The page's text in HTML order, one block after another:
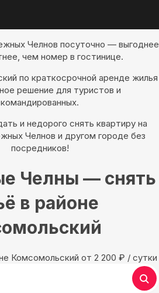
Челнов посуточно — выгоднее
чем номер в гостинице.
по краткосрочной аренде жилья
решение для туристов и
командированных.
и недорого снять квартиру на
Челнов и другом городе без
посредников!
Челны — снять
в районе
Комсомольский oт 2 200 ₽ / сутки